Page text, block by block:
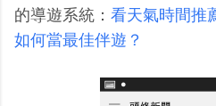
的導遊系統： 看天氣時間推
如何當最佳伴遊？